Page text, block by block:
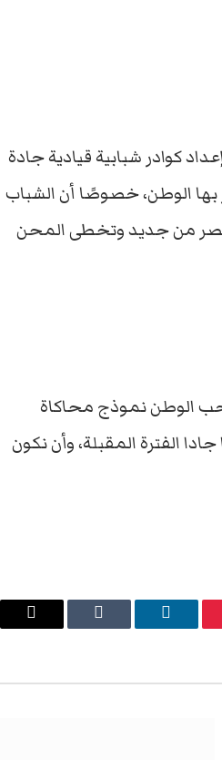
كوادر شبابية قيادية جادة
بها الوطن، خصوصًا أن الشباب
مصر من جديد وتخطى المحن
حب الوطن نموذج محاكاة
الفترة المقبلة، وأن نكون
لينكدإن Tumblr
البريد